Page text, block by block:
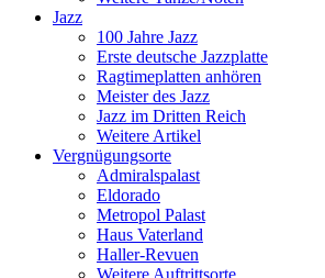
Jazz
100 Jahre Jazz
Erste deutsche Jazzplatte
Ragtimeplatten anhören
Meister des Jazz
Jazz im Dritten Reich
Weitere Artikel
Vergnügungsorte
Admiralspalast
Eldorado
Metropol Palast
Haus Vaterland
Haller-Revuen
Weitere Auftrittsorte